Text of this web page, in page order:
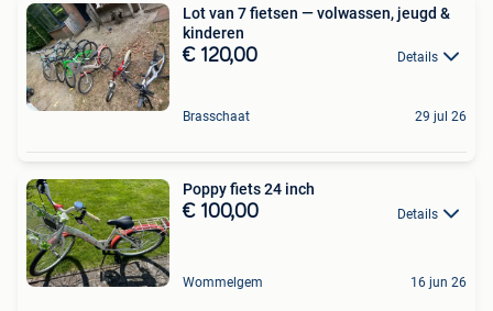
Lot van 7 fietsen — volwassen, jeugd &
kinderen
€ 120,00 Details
Brasschaat 29 jul 26
Poppy fiets 24 inch
€ 100,00 Details
Wommelgem 16 jun 26